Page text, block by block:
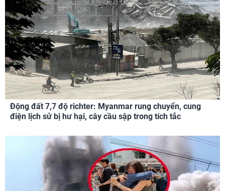
Động đất 7,7 độ richter: Myanmar rung chuyển, cung
điện lịch sử bị hư hại, cây cầu sập trong tích tắc